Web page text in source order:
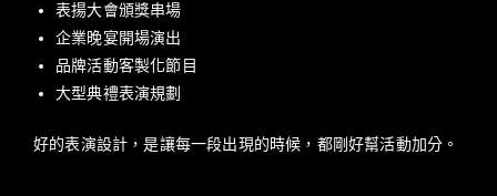
表揚大會頒獎串場
企業晚宴開場演出
品牌活動客製化節目
大型典禮表演規劃
好的表演設計，是讓每一段出現的時候，都剛好幫活動加分。